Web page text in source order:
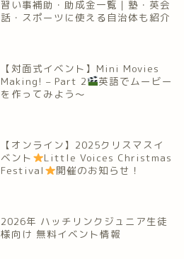
習い事補助・助成金一覧｜塾・英会
話・スポーツに使える自治体も紹介
【対面式イベント】Mini Movies
Making! – Part 2
英語でムービー
を作ってみよう～
【オンライン】2025クリスマスイ
ベント
Little Voices Christmas
Festival
開催のお知らせ！
2026年 ハッチリンクジュニア生徒
様向け 無料イベント情報